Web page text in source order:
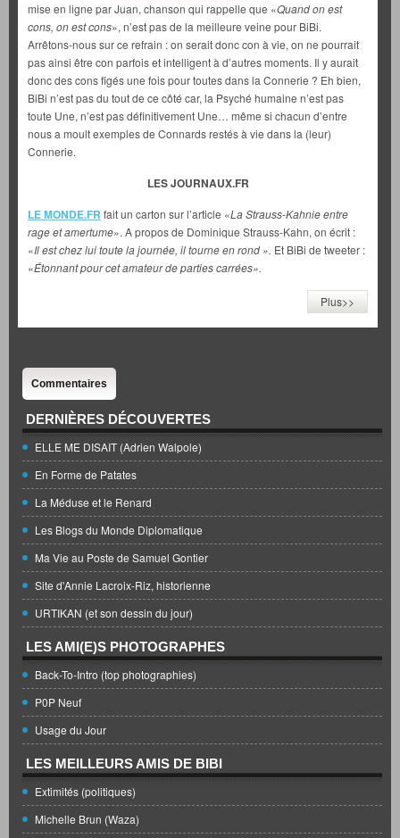
mise en ligne par Juan, chanson qui rappelle que «Quand on est
cons, on est cons», n’est pas de la meilleure veine pour BiBi.
Arrêtons-nous sur ce refrain : on serait donc con à vie, on ne pourrait
pas ainsi être con parfois et intelligent à d’autres moments. Il y aurait
donc des cons figés une fois pour toutes dans la Connerie ? Eh bien,
BiBi n’est pas du tout de ce côté car, la Psyché humaine n’est pas
toute Une, n’est pas définitivement Une… même si chacun d’entre
nous a moult exemples de Connards restés à vie dans la (leur)
Connerie.
LES JOURNAUX.FR
LE MONDE.FR fait un carton sur l’article «La Strauss-Kahnie entre
rage et amertume». A propos de Dominique Strauss-Kahn, on écrit :
«Il est chez lui toute la journée, il tourne en rond ». Et BiBi de tweeter :
«Étonnant pour cet amateur de parties carrées».
Plus>>
Commentaires
DERNIÈRES DÉCOUVERTES
ELLE ME DISAIT (Adrien Walpole)
En Forme de Patates
La Méduse et le Renard
Les Blogs du Monde Diplomatique
Ma Vie au Poste de Samuel Gontier
Site d'Annie Lacroix-Riz, historienne
URTIKAN (et son dessin du jour)
LES AMI(E)S PHOTOGRAPHES
Back-To-Intro (top photographies)
P0P Neuf
Usage du Jour
LES MEILLEURS AMIS DE BIBI
Extimités (politiques)
Michelle Brun (Waza)